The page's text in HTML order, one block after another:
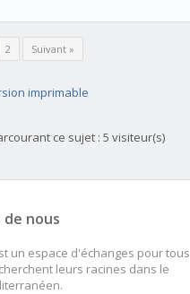
2 Suivant »
imprimable
ce sujet : 5 visiteur(s)
nous
un espace d'échanges pour tous
leurs racines dans le